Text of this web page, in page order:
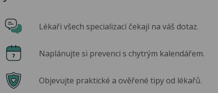
Lékaři všech specializací čekají na váš dotaz.
Naplánujte si prevenci s chytrým kalendářem.
Objevujte praktické a ověřené tipy od lékařů.